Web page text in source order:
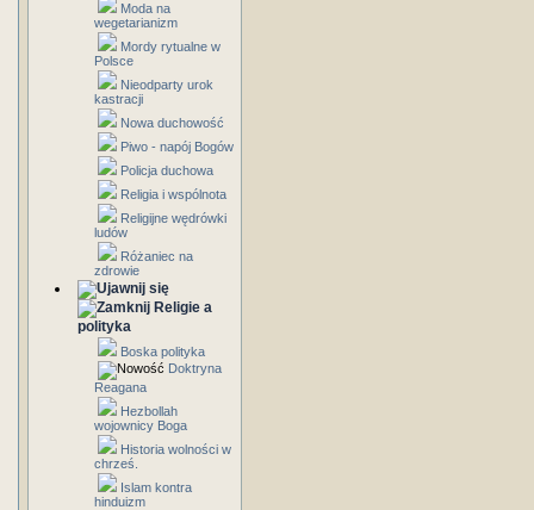
Moda na
wegetarianizm
Mordy rytualne w
Polsce
Nieodparty urok
kastracji
Nowa duchowość
Piwo - napój Bogów
Policja duchowa
Religia i wspólnota
Religijne wędrówki
ludów
Różaniec na
zdrowie
Religie a
polityka
Boska polityka
Doktryna
Reagana
Hezbollah
wojownicy Boga
Historia wolności w
chrześ.
Islam kontra
hinduizm